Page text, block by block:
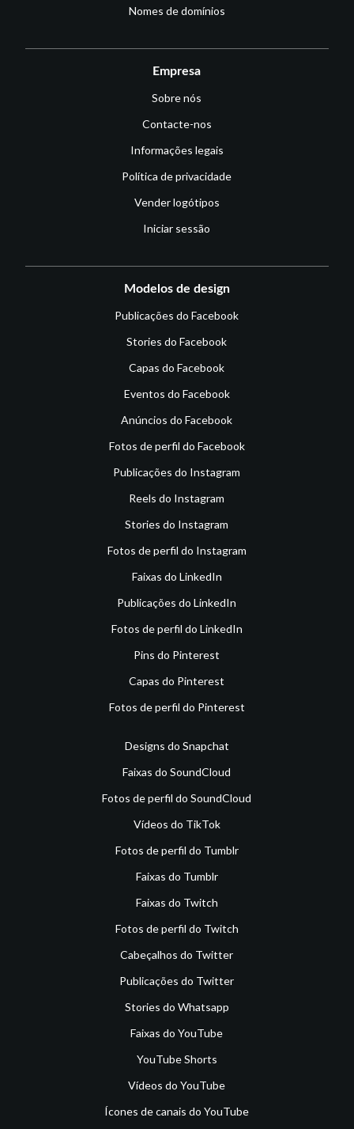
Nomes de domínios
Empresa
Sobre nós
Contacte-nos
Informações legais
Política de privacidade
Vender logótipos
Iniciar sessão
Modelos de design
Publicações do Facebook
Stories do Facebook
Capas do Facebook
Eventos do Facebook
Anúncios do Facebook
Fotos de perfil do Facebook
Publicações do Instagram
Reels do Instagram
Stories do Instagram
Fotos de perfil do Instagram
Faixas do LinkedIn
Publicações do LinkedIn
Fotos de perfil do LinkedIn
Pins do Pinterest
Capas do Pinterest
Fotos de perfil do Pinterest
Designs do Snapchat
Faixas do SoundCloud
Fotos de perfil do SoundCloud
Vídeos do TikTok
Fotos de perfil do Tumblr
Faixas do Tumblr
Faixas do Twitch
Fotos de perfil do Twitch
Cabeçalhos do Twitter
Publicações do Twitter
Stories do Whatsapp
Faixas do YouTube
YouTube Shorts
Vídeos do YouTube
Ícones de canais do YouTube